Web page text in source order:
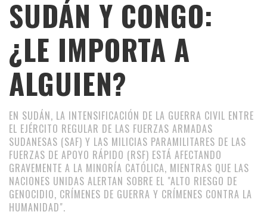
SUDÁN Y CONGO:
¿LE IMPORTA A
ALGUIEN?
EN SUDÁN, LA INTENSIFICACIÓN DE LA GUERRA CIVIL ENTRE
EL EJÉRCITO REGULAR DE LAS FUERZAS ARMADAS
SUDANESAS (SAF) Y LAS MILICIAS PARAMILITARES DE LAS
FUERZAS DE APOYO RÁPIDO (RSF) ESTÁ AFECTANDO
GRAVEMENTE A LA MINORÍA CATÓLICA, MIENTRAS QUE LAS
NACIONES UNIDAS ALERTAN SOBRE EL "ALTO RIESGO DE
GENOCIDIO, CRÍMENES DE GUERRA Y CRÍMENES CONTRA LA
HUMANIDAD".